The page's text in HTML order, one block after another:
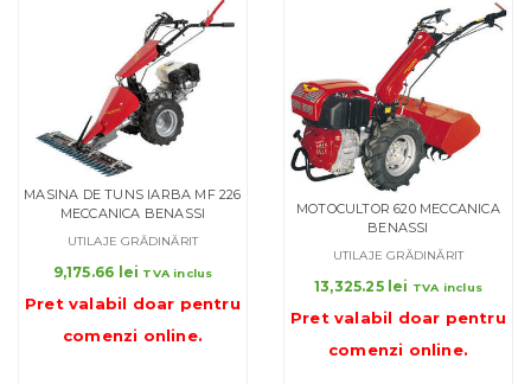
MASINA DE TUNS IARBA MF 226
MECCANICA BENASSI
UTILAJE GRĂDINĂRIT
9,175.66 lei TVA inclus
Pret valabil doar pentru
comenzi online.
MOTOCULTOR 620 MECCANICA
BENASSI
UTILAJE GRĂDINĂRIT
13,325.25 lei TVA inclus
Pret valabil doar pentru
comenzi online.